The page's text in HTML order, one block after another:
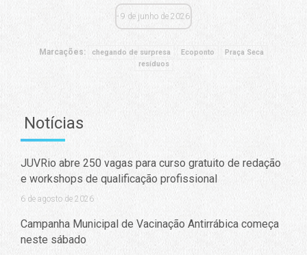
9 de junho de 2026
Marcações: chegando de surpresa Ecoponto
Praça Seca
resíduos
Notícias
JUVRio abre 250 vagas para curso gratuito de redação
e workshops de qualificação profissional
6 de agosto de 2026
Campanha Municipal de Vacinação Antirrábica começa
neste sábado